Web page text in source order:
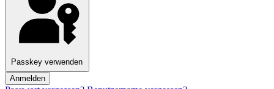
Passkey verwenden
Anmelden